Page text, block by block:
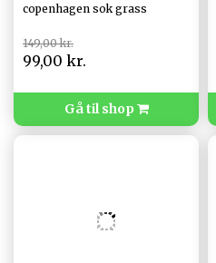
copenhagen sok grass
149,00 kr.
99,00 kr.
Gå til shop